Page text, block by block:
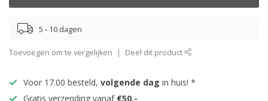
5 - 10 dagen
Toevoegen om te vergelijken Deel dit product
Voor 17.00 besteld, volgende dag in huis! *
Gratis verzending vanaf €50,-